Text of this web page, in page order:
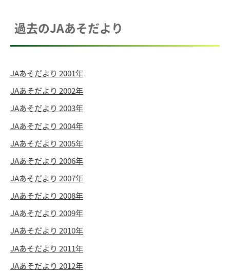
過去のJAあそだより
JAあそだより 2001年
JAあそだより 2002年
JAあそだより 2003年
JAあそだより 2004年
JAあそだより 2005年
JAあそだより 2006年
JAあそだより 2007年
JAあそだより 2008年
JAあそだより 2009年
JAあそだより 2010年
JAあそだより 2011年
JAあそだより 2012年